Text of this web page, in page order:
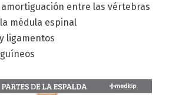
amortiguación entre las vértebras
médula espinal
y ligamentos